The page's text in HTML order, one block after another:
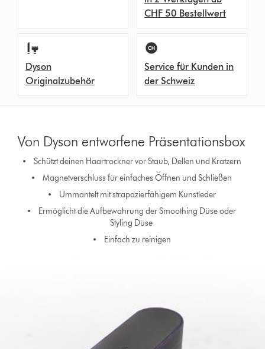
CHF 50 Bestellwert
Dyson
Originalzubehör
Service für Kunden in
der Schweiz
Von Dyson entworfene Präsentationsbox
• Schützt deinen Haartrockner vor Staub, Dellen und Kratzern
• Magnetverschluss für einfaches Öffnen und Schließen
• Ummantelt mit strapazierfähigem Kunstleder
• Ermöglicht die Aufbewahrung der Smoothing Düse oder
Styling Düse
• Einfach zu reinigen